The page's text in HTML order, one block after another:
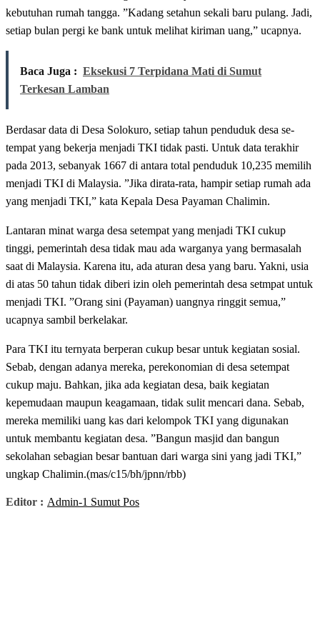
kebutuhan rumah tangga. ”Kadang setahun sekali baru pulang. Jadi,
setiap bulan pergi ke bank untuk me­lihat kiriman uang,” ucapnya.
Baca Juga : Eksekusi 7 Terpidana Mati di Sumut
Terkesan Lamban
Berdasar data di Desa Solokuro, setiap tahun penduduk desa se­
tempat yang bekerja menjadi TKI tidak pasti. Untuk data terakhir
pada 2013, sebanyak 1667 di antara total penduduk 10,235 memilih
menjadi TKI di Malaysia. ”Jika dirata-rata, hampir setiap rumah ada
yang menjadi TKI,” kata Kepala Desa Payaman Chalimin.
Lantaran minat warga desa setempat yang menjadi TKI cukup
tinggi, pemerintah desa tidak mau ada warganya yang bermasalah
saat di Malaysia. Ka­rena itu, ada aturan desa yang baru. Yakni, usia
di atas 50 tahun tidak diberi izin oleh pemerintah desa setmpat untuk
menjadi TKI. ”Orang sini (Payaman) uangnya ringgit semua,”
ucapnya sambil berkelakar.
Para TKI itu ternyata berperan cukup besar untuk kegiatan sosial.
Sebab, dengan adanya mereka, perekonomian di desa setempat
cukup maju. Bahkan, jika ada kegiatan desa, baik kegiatan
kepemudaan maupun keagamaan, tidak sulit mencari dana. Sebab,
mereka memiliki uang kas dari kelompok TKI yang digunakan
untuk membantu kegiatan desa. ”Bangun masjid dan bangun
sekolahan sebagian besar bantuan dari warga sini yang jadi TKI,”
ungkap Chalimin.(mas/c15/bh/jpnn/rbb)
Editor : Admin-1 Sumut Pos